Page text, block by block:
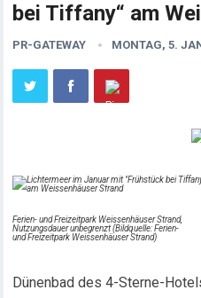
bei Tiffany“ am
PR-GATEWAY MONTAG, 5.
Ferien- und Freizeitpark Weissenhäuser Strand,
Nutzungsdauer unbegrenzt (Bildquelle: Ferien-
und Freizeitpark Weissenhäuser Strand)
Dünenbad des 4-Sterne-